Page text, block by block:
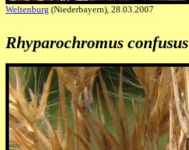
Weltenburg (Niederbayern), 28.03.2007
Rhyparochromus confusus